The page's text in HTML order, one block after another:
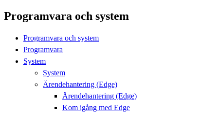
Programvara och system
Programvara och system
Programvara
System
System
Ärendehantering (Edge)
Ärendehantering (Edge)
Kom igång med Edge